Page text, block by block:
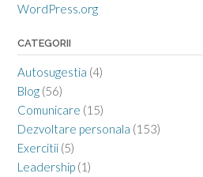
WordPress.org
CATEGORII
Autosugestia (4)
Blog (56)
Comunicare (15)
Dezvoltare personala (153)
Exercitii (5)
Leadership (1)